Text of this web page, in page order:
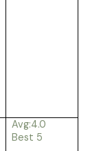
Avg:4.0
Best 5